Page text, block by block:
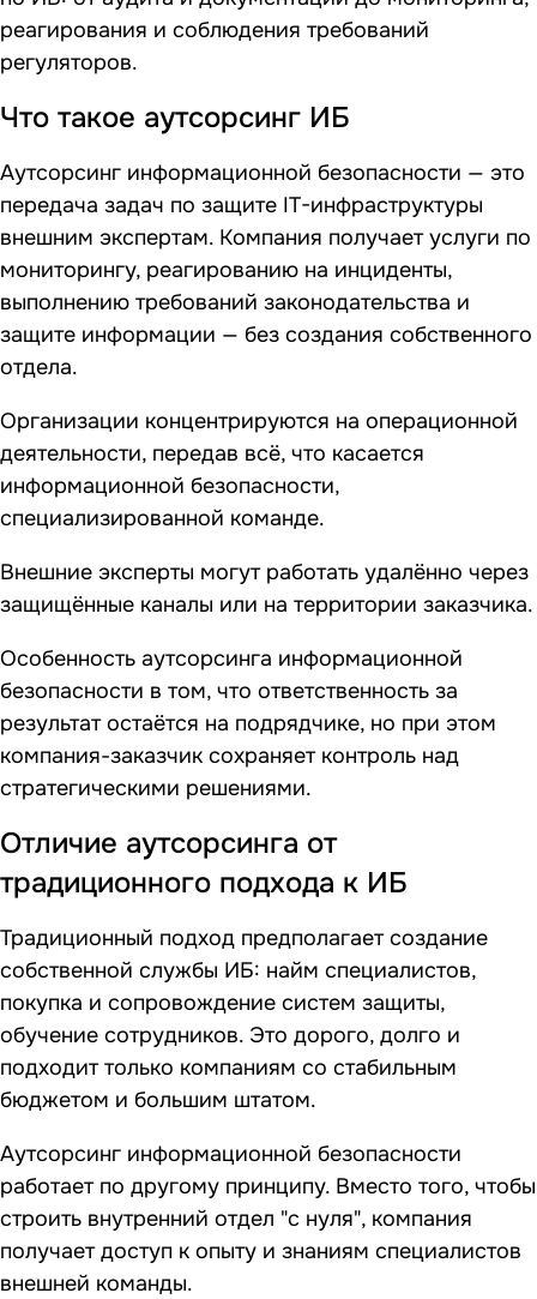
реагирования и соблюдения требований
регуляторов.
Что такое аутсорсинг ИБ
Аутсорсинг информационной безопасности — это
передача задач по защите IT-инфраструктуры
внешним экспертам. Компания получает услуги по
мониторингу, реагированию на инциденты,
выполнению требований законодательства и
защите информации — без создания собственного
отдела.
Организации концентрируются на операционной
деятельности, передав всё, что касается
информационной безопасности,
специализированной команде.
Внешние эксперты могут работать удалённо через
защищённые каналы или на территории заказчика.
Особенность аутсорсинга информационной
безопасности в том, что ответственность за
результат остаётся на подрядчике, но при этом
компания-заказчик сохраняет контроль над
стратегическими решениями.
Отличие аутсорсинга от
традиционного подхода к ИБ
Традиционный подход предполагает создание
собственной службы ИБ: найм специалистов,
покупка и сопровождение систем защиты,
обучение сотрудников. Это дорого, долго и
подходит только компаниям со стабильным
бюджетом и большим штатом.
Аутсорсинг информационной безопасности
работает по другому принципу. Вместо того, чтобы
строить внутренний отдел "с нуля", компания
получает доступ к опыту и знаниям специалистов
внешней команды.